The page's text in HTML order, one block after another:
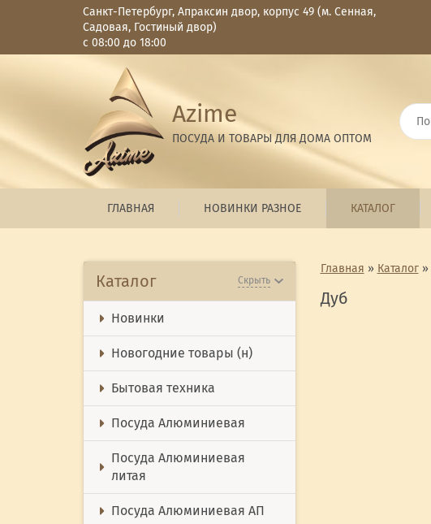
Санкт-Петербург, Апраксин двор, корпус 49 (м. Сенная,
Садовая, Гостиный двор)
с 08:00 до 18:00
Azime
ПОСУДА И ТОВАРЫ ДЛЯ ДОМА ОПТОМ
ГЛАВНАЯ НОВИНКИ РАЗНОЕ КАТАЛОГ
Каталог Скрыть
Новинки
Новогодние товары (н)
Бытовая техника
Посуда Алюминиевая
Посуда Алюминиевая
литая
Посуда Алюминиевая АП
Главная » Каталог»
Дуб